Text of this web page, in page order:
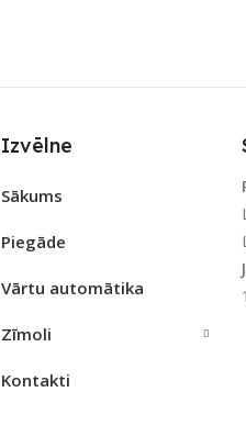
Izvēlne
Sākums
Piegāde
Vārtu automātika
Zīmoli
Kontakti